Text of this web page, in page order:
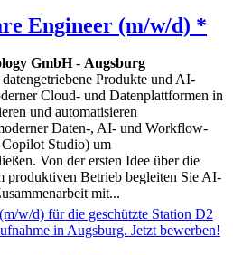
Engineer (m/w/d) *
GmbH- Augsburg
Produkte und AI-
Cloud- und Datenplattformen in
und automatisieren
Daten-, AI- und Workflow-
Studio) um
Von der ersten Idee über die
produktiven Betrieb begleiten Sie AI-
mit...